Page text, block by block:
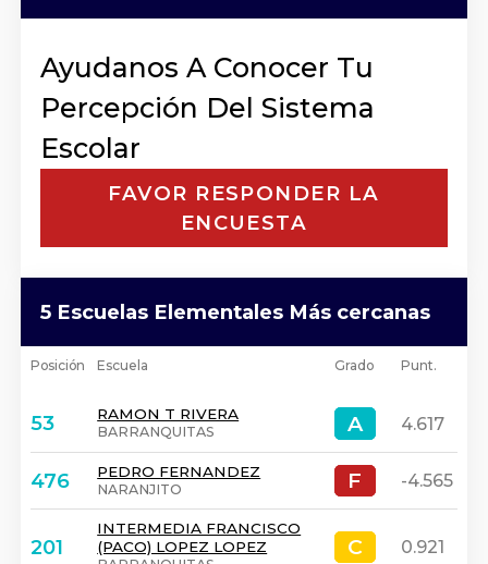
Ayudanos A Conocer Tu
Percepción Del Sistema
Escolar
FAVOR RESPONDER LA
ENCUESTA
5 Escuelas Elementales Más cercanas
Posición Escuela Grado Punt.
53 RAMON T RIVERA
BARRANQUITAS A
A 4.617
476 PEDRO FERNANDEZ
NARANJITO F
F -4.565
201
INTERMEDIA FRANCISCO
(PACO) LOPEZ LOPEZ
C
C 0.921